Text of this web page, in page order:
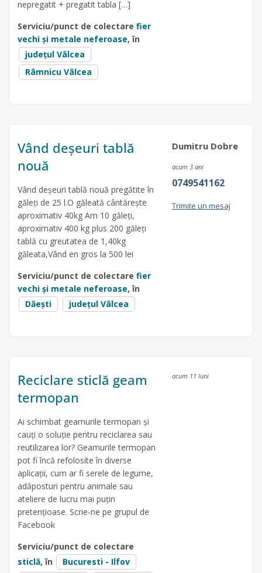
nepregatit + pregatit tabla […]
Serviciu/punct de colectare fier
vechi și metale neferoase, în
județul Vâlcea
Râmnicu Vâlcea
Vând deșeuri tablă
nouă
Vând deșeuri tablă nouă pregătite în
găleți de 25 l.O găleată cântărește
aproximativ 40kg Am 10 găleți,
aproximativ 400 kg plus 200 găleți
tablă cu greutatea de 1,40kg
găleata,Vând en gros la 500 lei
Serviciu/punct de colectare fier
vechi și metale neferoase, în
Dăeşti
județul Vâlcea
Dumitru Dobre
acum 3 ani
0749541162
Trimite un mesaj
Reciclare sticlă geam
termopan
Ai schimbat geamurile termopan și
cauți o soluție pentru reciclarea sau
reutilizarea lor? Geamurile termopan
pot fi încă refolosite în diverse
aplicații, cum ar fi serele de legume,
adăposturi pentru animale sau
ateliere de lucru mai puțin
pretențioase. Scrie-ne pe grupul de
Facebook
Serviciu/punct de colectare
sticlă, în
Bucuresti - Ilfov
acum 11 luni